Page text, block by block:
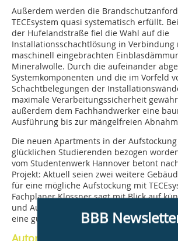
Außerdem werden die
TECEsystem quasi systematisch erfüllt.
der Hufelandstraße fiel die Wahl auf die
Installationsschachtlösung in Verbindung
maschinell eingebrachten
Mineralwolle. Durch die aufeinander
Systemkomponenten und die im Vorfeld
Schachtbelegungen der
maximale Verarbeitungssicherheit
außerdem dem Fachhandwerker eine
Ausführung bis zur mängelfreien
Die neuen Apartments in der
glücklichen Studierenden bezogen
vom Studentenwerk Hannover betont
Projekt: Aktuell seien zwei weitere
für eine mögliche Aufstockung mit
Fachplaner Klossner sagt mit Blick auf
und Aufstockungen: „Industrielle
eine gute Option.“ BBB